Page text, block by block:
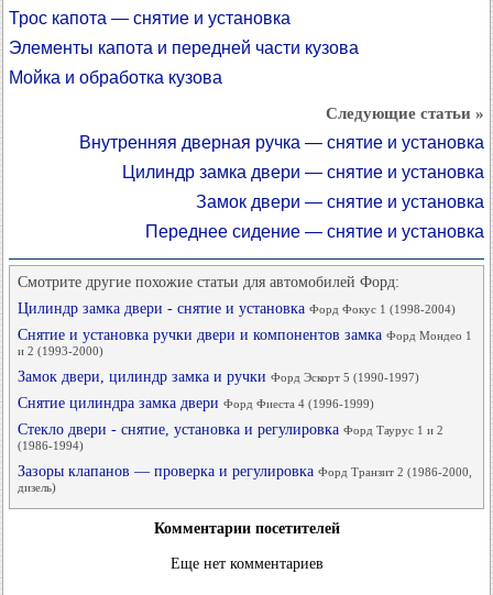
Трос капота — снятие и установка
Элементы капота и передней части кузова
Мойка и обработка кузова
Следующие статьи »
Внутренняя дверная ручка — снятие и установка
Цилиндр замка двери — снятие и установка
Замок двери — снятие и установка
Переднее сидение — снятие и установка
Смотрите другие похожие статьи для автомобилей Форд:
Цилиндр замка двери - снятие и установка Форд Фокус 1 (1998-2004)
Снятие и установка ручки двери и компонентов замка Форд Мондео 1
и 2 (1993-2000)
Замок двери, цилиндр замка и ручки Форд Эскорт 5 (1990-1997)
Снятие цилиндра замка двери Форд Фиеста 4 (1996-1999)
Стекло двери - снятие, установка и регулировка Форд Таурус 1 и 2
(1986-1994)
Зазоры клапанов — проверка и регулировка Форд Транзит 2 (1986-2000,
дизель)
Комментарии посетителей
Еще нет комментариев